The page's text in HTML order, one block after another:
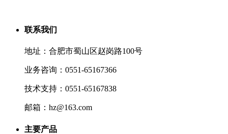
联系我们
地址：合肥市蜀山区赵岗路100号
业务咨询：0551-65167366
技术支持：0551-65167838
邮箱：hz@163.com
主要产品